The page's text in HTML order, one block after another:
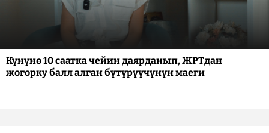
Күнүнө 10 саатка чейин даярданып, ЖРТдан
жогорку балл алган бүтүрүүчүнүн маеги